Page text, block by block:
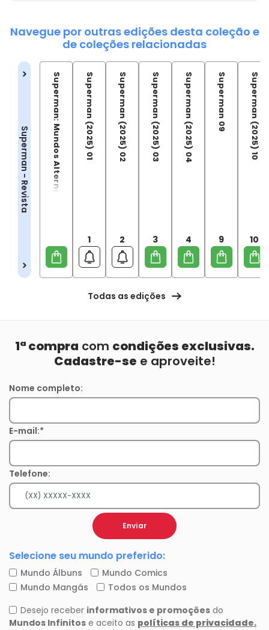
Navegue por outras edições desta coleção e
de coleções relacionadas
Superman - Revista Superman: Mundos Alternativos Superman (2025) 01
1
Superman (2025) 02
2
Superman (2025) 03
3
Superman (2025) 04
4
Superman 09
9
Superman (2025) 10
10
Todas as edições